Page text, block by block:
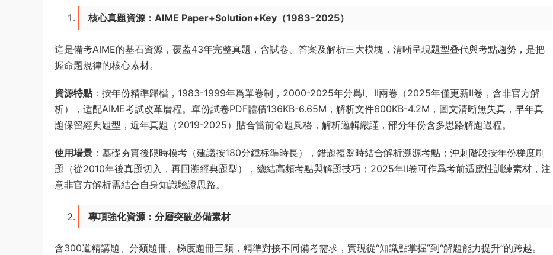
核心真題資源：AIME Paper+Solution+Key（1983-2025）
這是備考AIME的基石資源，覆蓋43年完整真題，含試卷、答案及解析三大模塊，清晰呈現題型叠代與考點趨勢，是把
握命題規律的核心素材。
資源特點 ：按年份精準歸檔，1983-1999年爲單卷制，2000-2025年分爲I、II兩卷（2025年僅更新II卷，含非官方解
析），适配AIME考試改革曆程。單份試卷PDF體積136KB-6.65M，解析文件600KB-4.2M，圖文清晰無失真，早年真
題保留經典題型，近年真題（2019-2025）貼合當前命題風格，解析邏輯嚴謹，部分年份含多思路解題過程。
使用場景 ：基礎夯實後限時模考（建議按180分鍾标準時長），錯題複盤時結合解析溯源考點；沖刺階段按年份梯度刷
題（從2010年後真題切入，再回溯經典題型），總結高頻考點與解題技巧；2025年II卷可作爲考前适應性訓練素材，注
意非官方解析需結合自身知識驗證思路。
專項強化資源：分層突破必備素材
含300道精講題、分類題冊、梯度題冊三類，精準對接不同備考需求，實現從“知識點掌握”到“解題能力提升”的跨越。